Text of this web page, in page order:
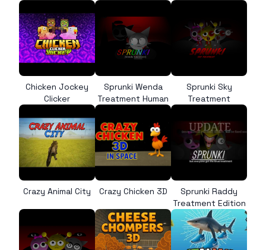
Chicken Jockey
Clicker
Sprunki Wenda
Treatment Human
Sprunki Sky
Treatment
Crazy Animal City Crazy Chicken 3D
Sprunki Raddy
Treatment Edition